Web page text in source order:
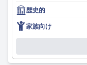
ホテル カサ ポリの朝食
満点な点が特筆されま
テンフリーやヴィーガ
様な食のニーズに対応
的な朝食スタッフに感
歴史的
家族向け